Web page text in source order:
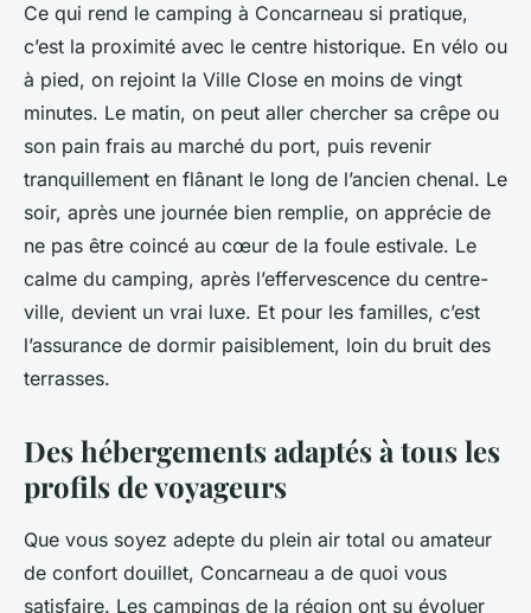
Ce qui rend le camping à Concarneau si pratique,
c’est la proximité avec le centre historique. En vélo ou
à pied, on rejoint la Ville Close en moins de vingt
minutes. Le matin, on peut aller chercher sa crêpe ou
son pain frais au marché du port, puis revenir
tranquillement en flânant le long de l’ancien chenal. Le
soir, après une journée bien remplie, on apprécie de
ne pas être coincé au cœur de la foule estivale. Le
calme du camping, après l’effervescence du centre-
ville, devient un vrai luxe. Et pour les familles, c’est
l’assurance de dormir paisiblement, loin du bruit des
terrasses.
Des hébergements adaptés à tous les
profils de voyageurs
Que vous soyez adepte du plein air total ou amateur
de confort douillet, Concarneau a de quoi vous
satisfaire. Les campings de la région ont su évoluer